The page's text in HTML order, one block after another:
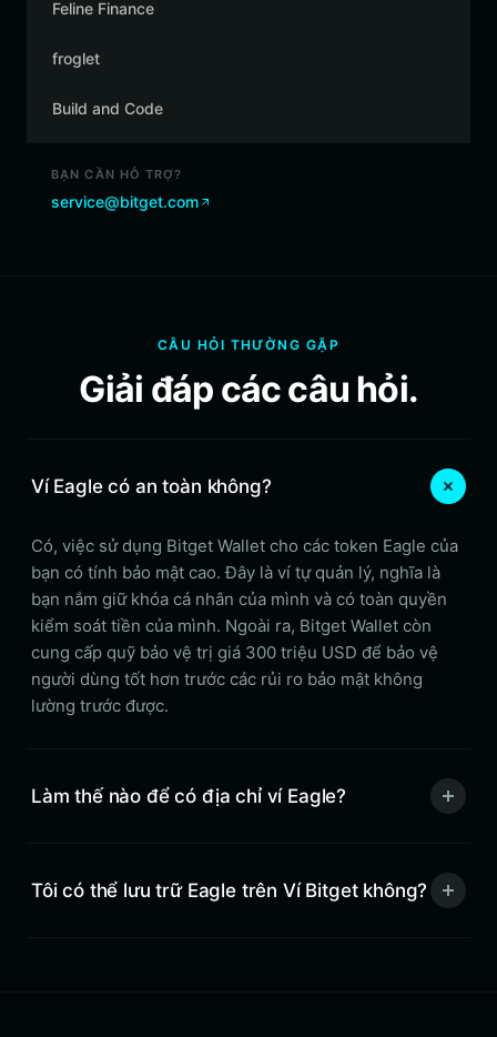
Feline Finance
froglet
Build and Code
BẠN CẦN HỖ TRỢ?
service@bitget.com
CÂU HỎI THƯỜNG GẶP
Giải đáp các câu hỏi.
Ví Eagle có an toàn không?
Có, việc sử dụng Bitget Wallet cho các token Eagle của
bạn có tính bảo mật cao. Đây là ví tự quản lý, nghĩa là
bạn nắm giữ khóa cá nhân của mình và có toàn quyền
kiểm soát tiền của mình. Ngoài ra, Bitget Wallet còn
cung cấp quỹ bảo vệ trị giá 300 triệu USD để bảo vệ
người dùng tốt hơn trước các rủi ro bảo mật không
lường trước được.
Làm thế nào để có địa chỉ ví Eagle?
Tôi có thể lưu trữ Eagle trên Ví Bitget không?